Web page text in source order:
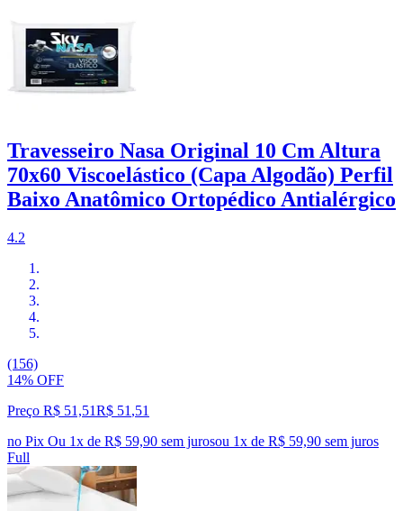
Travesseiro Nasa Original 10 Cm Altura
70x60 Viscoelástico (Capa Algodão) Perfil
Baixo Anatômico Ortopédico Antialérgico
4.2
(156)
14% OFF
Preço R$ 51,51R$ 51 ,51
no Pix Ou 1x de R$ 59,90 sem jurosou 1x de R$ 59,90 sem juros
Full